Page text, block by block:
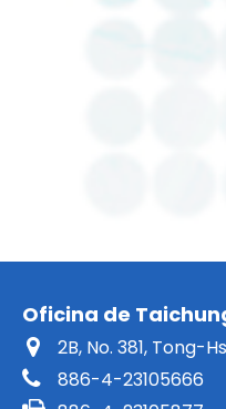
Oficina de
2B, No. 381, Tong-
886-4-23105666